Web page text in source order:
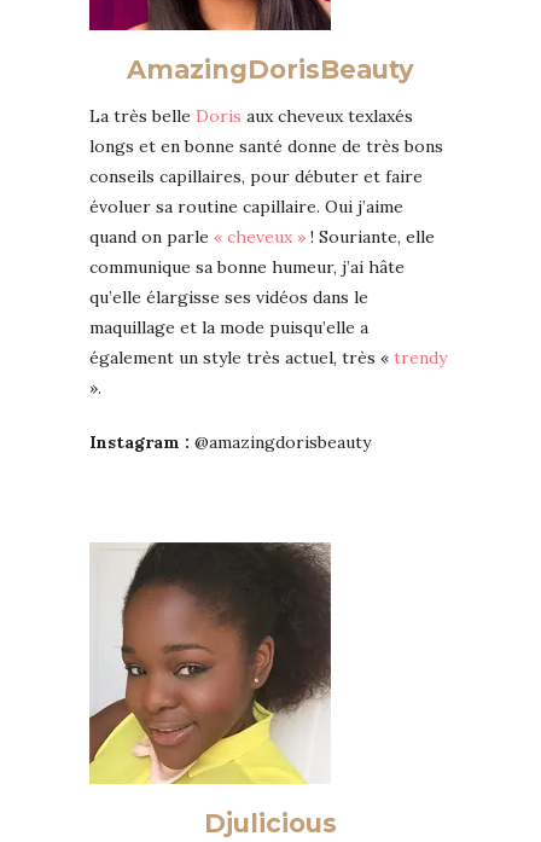
AmazingDorisBeauty
La très belle Doris aux cheveux texlaxés
longs et en bonne santé donne de très bons
conseils capillaires, pour débuter et faire
évoluer sa routine capillaire. Oui j’aime
quand on parle « cheveux » ! Souriante, elle
communique sa bonne humeur, j’ai hâte
qu’elle élargisse ses vidéos dans le
maquillage et la mode puisqu’elle a
également un style très actuel, très « trendy
».
Instagram : @amazingdorisbeauty
Djulicious